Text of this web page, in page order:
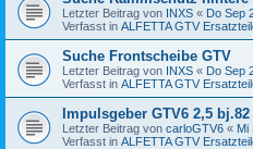
Letzter Beitrag von INXS « Do Sep
Verfasst in ALFETTA GTV
Suche Frontscheibe GTV
Letzter Beitrag von INXS « Do Sep
Verfasst in ALFETTA GTV
Impulsgeber GTV6 2,5
Letzter Beitrag von carloGTV6 « Mi
Verfasst in ALFETTA GTV